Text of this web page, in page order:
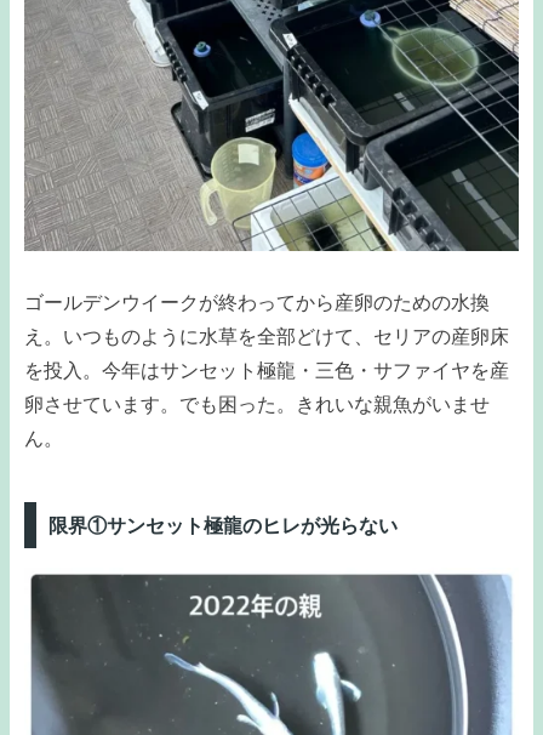
ゴールデンウイークが終わってから産卵のための水換
え。いつものように水草を全部どけて、セリアの産卵床
を投入。今年はサンセット極龍・三色・サファイヤを産
卵させています。でも困った。きれいな親魚がいませ
ん。
限界①サンセット極龍のヒレが光らない